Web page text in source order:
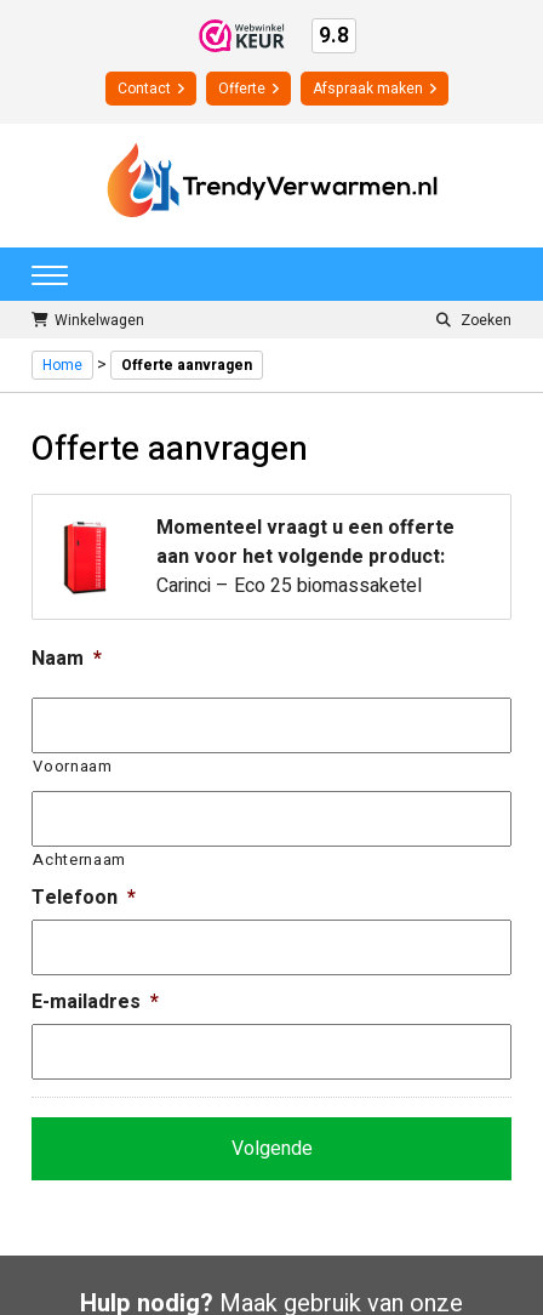
9.8
Contact Offerte Afspraak maken
Winkelwagen Zoeken
Home > Offerte aanvragen
Offerte aanvragen
Momenteel vraagt u een offerte
aan voor het volgende product:
Carinci – Eco 25 biomassaketel
Naam *
Voornaam
Achternaam
Telefoon *
E-mailadres *
Hulp nodig? Maak gebruik van onze